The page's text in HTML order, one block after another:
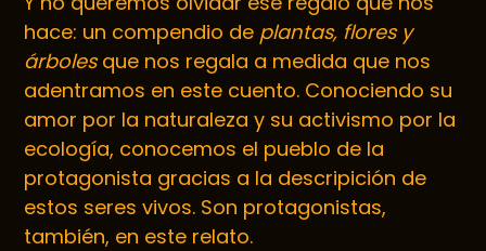
hace: un compendio de plantas, flores y
árbolesque nos regala a medida que nos
adentramos en este cuento. Conociendo su
amor por la naturaleza y su activismo por la
ecología, conocemos el pueblo de la
protagonista gracias a la descripición de
estos seres vivos. Son protagonistas,
también, en este relato.